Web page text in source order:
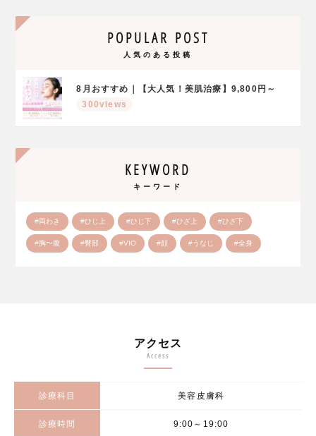
POPULAR POST
人気のある投稿
8月おすすめ｜【大人気！美肌治療】9,800円～
300views
KEYWORD
キーワード
#両わき #ひじ上 #ひじ下 #ひざ上 #ひざ下
#胸〜腹 #臀部 #VIO #顔 #うなじ #全身
アクセス
Access
診療科目 美容皮膚科
診療時間 9:00～19:00